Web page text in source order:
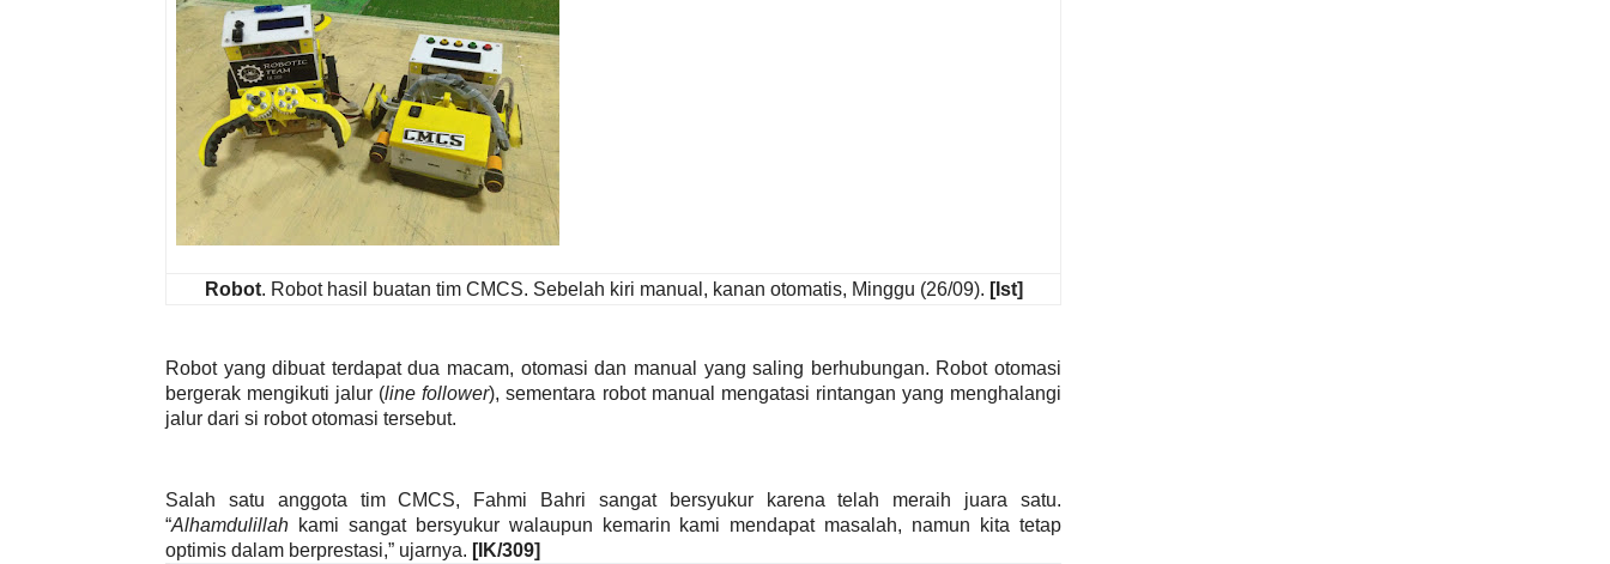
Robot. Robot hasil buatan tim CMCS. Sebelah kiri manual, kanan otomatis, Minggu (26/09). [Ist]
Robot yang dibuat terdapat dua macam, otomasi dan manual yang saling berhubungan. Robot otomasi
bergerak mengikuti jalur (line follower), sementara robot manual mengatasi rintangan yang menghalangi
jalur dari si robot otomasi tersebut.
Salah satu anggota tim CMCS, Fahmi Bahri sangat bersyukur karena telah meraih juara satu.
“Alhamdulillah kami sangat bersyukur walaupun kemarin kami mendapat masalah, namun kita tetap
optimis dalam berprestasi,” ujarnya. [IK/309]